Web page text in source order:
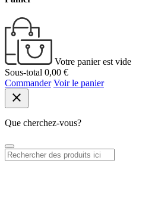
Votre panier est vide
Sous-total 0,00 €
Commander Voir le panier
close
Que cherchez-vous?